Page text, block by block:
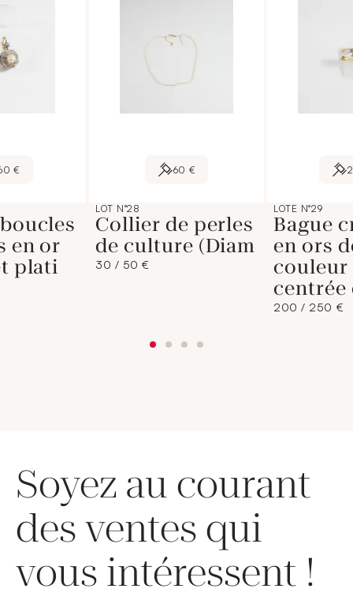
€
en or
plati
60 €
LOT N°28
Collier de perles
de culture (Diam
30 / 50 €
LOTE N°29
Bague
en ors
couleur
centrée
200 / 250 €
Soyez au courant
des ventes qui
vous intéressent !